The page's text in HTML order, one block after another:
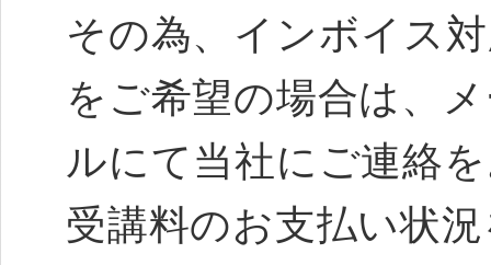
その為、インボイス
をご希望の場合は、
ルにて当社にご連絡
受講料のお支払い状